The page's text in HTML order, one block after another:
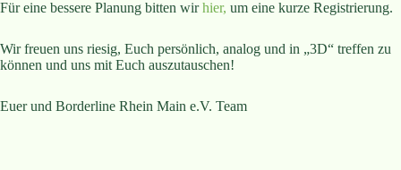
Für eine bessere Planung bitten wirhier, um eine kurze Registrierung.
Wir freuen uns riesig, Euch persönlich, analog und in „3D“ treffen zu
können und uns mit Euch auszutauschen!
Euer und Borderline Rhein Main e.V. Team